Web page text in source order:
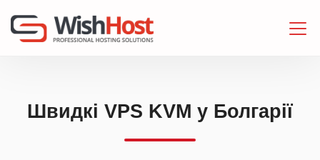
Швидкі VPS KVM у Болгарії